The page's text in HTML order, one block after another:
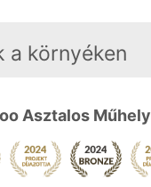
a környéken
Asztalos Műhely